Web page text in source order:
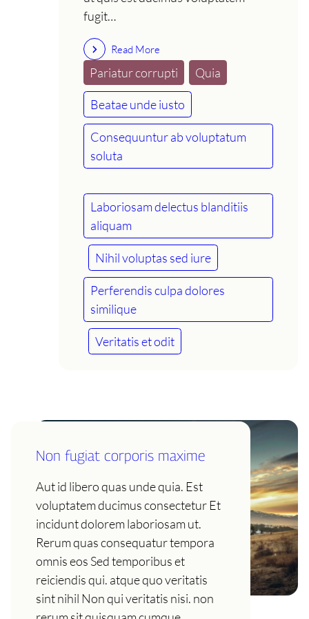
fugit…
Read More
Pariatur corrupti Quia
Beatae unde iusto
Consequuntur ab voluptatum
soluta
Laboriosam delectus blanditiis
aliquam
Nihil voluptas sed iure
Perferendis culpa dolores
similique
Veritatis et odit
Non fugiat corporis maxime
Aut id libero quas unde quia. Est
voluptatem ducimus consectetur Et
incidunt dolorem laboriosam ut.
Rerum quas consequatur tempora
omnis eos Sed temporibus et
reiciendis qui. atque quo veritatis
sint nihil Non qui veritatis nisi. non